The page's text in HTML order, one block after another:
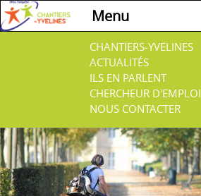
CHANTIERS-YVELINES
ACTUALITÉS
ILS EN PARLENT
CHERCHEUR D'EMPLOI
NOUS CONTACTER
Menu